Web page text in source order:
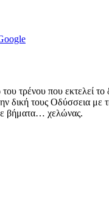
τρένου που εκτελεί το
δική τους Οδύσσεια με
με βήματα… χελώνας.